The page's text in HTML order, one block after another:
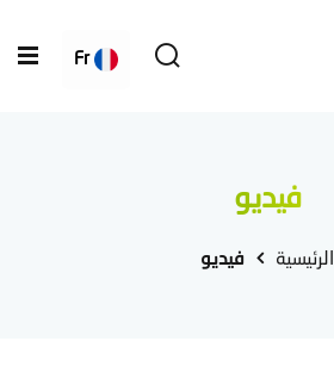
Fr
فيديو
الرئيسية فيديو